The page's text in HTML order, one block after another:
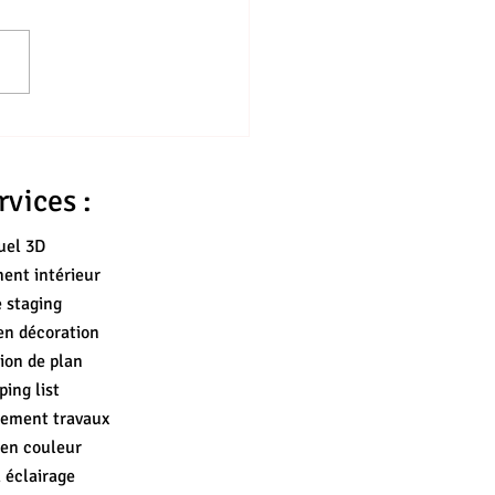
pour éviter les
:
3D
intérieur
staging
décoration
de plan
list
travaux
couleur
éclairage